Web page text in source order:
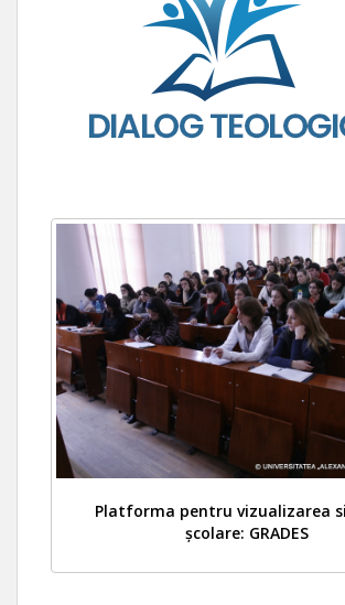
Platforma pentru vizualizarea
școlare: GRADES